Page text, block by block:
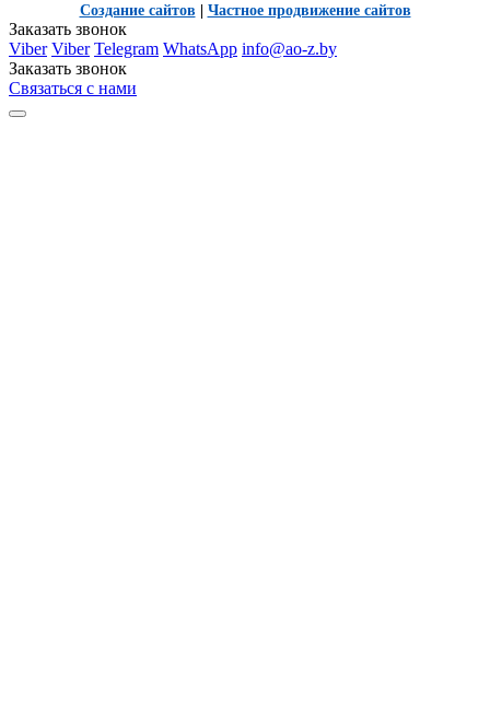
Создание сайтов | Частное продвижение сайтов
Заказать звонок
Viber Viber Telegram WhatsApp info@ao-z.by
Заказать звонок
Связаться с нами